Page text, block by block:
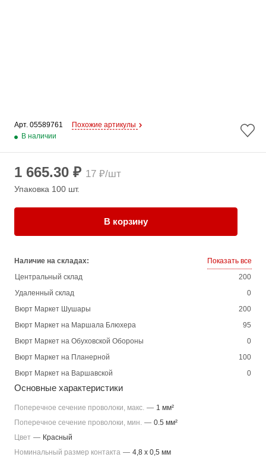
Арт. 05589761
Похожие артикулы
В наличии
1 665.30 ₽ 17 ₽/шт
Упаковка 100 шт.
В корзину
Наличие на складах:
Показать все
Центральный склад
200
Удаленный склад
0
Вюрт Маркет Шушары
200
Вюрт Маркет на Маршала Блюхера
95
Вюрт Маркет на Обуховской Обороны
0
Вюрт Маркет на Планерной
100
Вюрт Маркет на Варшавской
0
Основные характеристики
Поперечное сечение проволоки, макс. — 1 мм²
Поперечное сечение проволоки, мин. — 0.5 мм²
Цвет — Красный
Номинальный размер контакта — 4,8 x 0,5 мм